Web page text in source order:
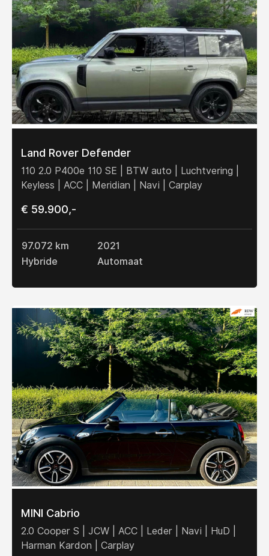
Land Rover Defender
110 2.0 P400e 110 SE | BTW auto | Luchtvering |
Keyless | ACC | Meridian | Navi | Carplay
€ 59.900,-
97.072 km
2021
Hybride
Automaat
MINI Cabrio
2.0 Cooper S | JCW | ACC | Leder | Navi | HuD |
Harman Kardon | Carplay